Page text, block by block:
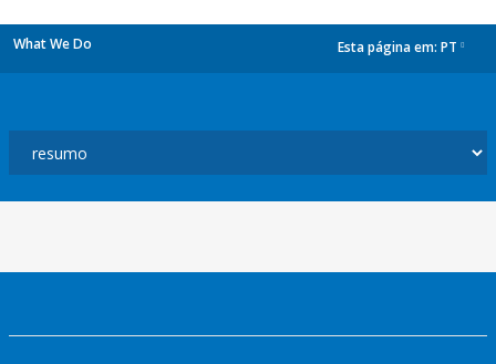
What We Do Esta página em: PT